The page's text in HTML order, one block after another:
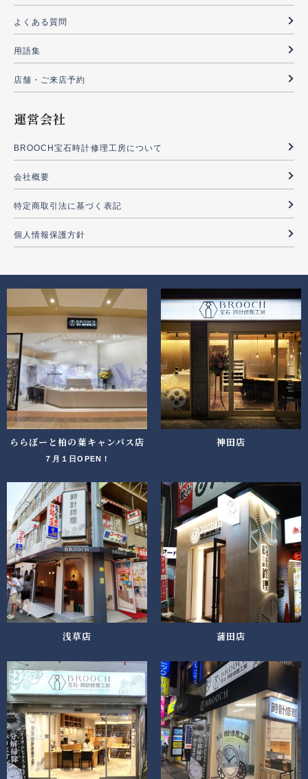
よくある質問
用語集
店舗・ご来店予約
運営会社
BROOCH宝石時計修理工房について
会社概要
特定商取引法に基づく表記
個人情報保護方針
ららぽーと柏の葉キャンパス店
７月１日OPEN！
神田店
浅草店 蒲田店